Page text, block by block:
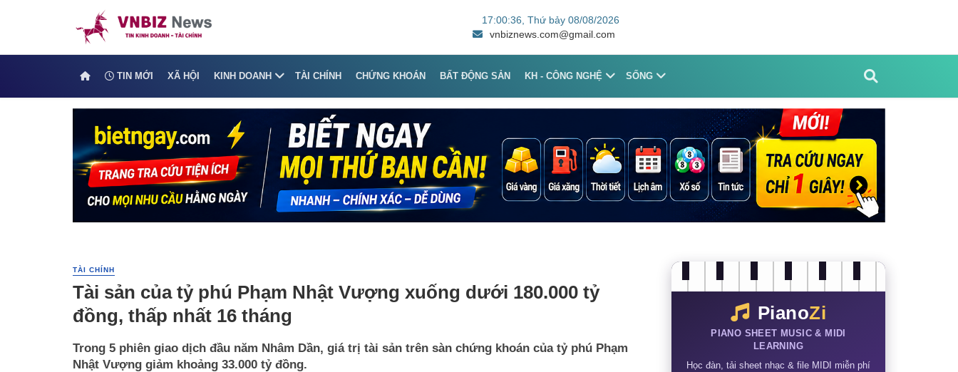
17:00:36 , Thứ bảy 08/08/2026
vnbiznews.com@gmail.com
TIN MỚI XÃ HỘI KINH DOANH TÀI CHÍNH CHỨNG KHOÁN BẤT ĐỘNG SẢN KH - CÔNG NGHỆ SỐNG
TÀI CHÍNH
Tài sản của tỷ phú Phạm Nhật Vượng xuống dưới 180.000 tỷ
đồng, thấp nhất 16 tháng
Trong 5 phiên giao dịch đầu năm Nhâm Dần, giá trị tài sản trên sàn chứng khoán của tỷ phú Phạm
Nhật Vượng giảm khoảng 33.000 tỷ đồng.
PianoZi
PIANO SHEET MUSIC & MIDI
LEARNING
Học đàn, tải sheet nhạc & file MIDI miễn phí